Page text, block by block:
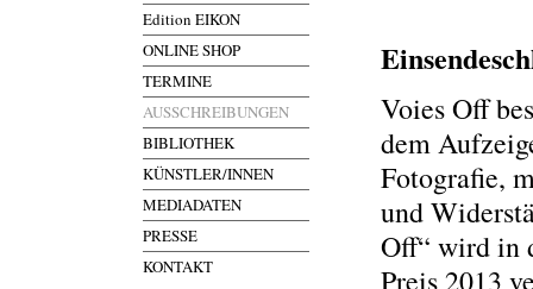
Edition EIKON
ONLINE SHOP
TERMINE
AUSSCHREIBUNGEN
BIBLIOTHEK
KÜNSTLER/INNEN
MEDIADATEN
PRESSE
KONTAKT
Voies Off
dem
Fotografie,
und
Off“ wird in
Preis 2013